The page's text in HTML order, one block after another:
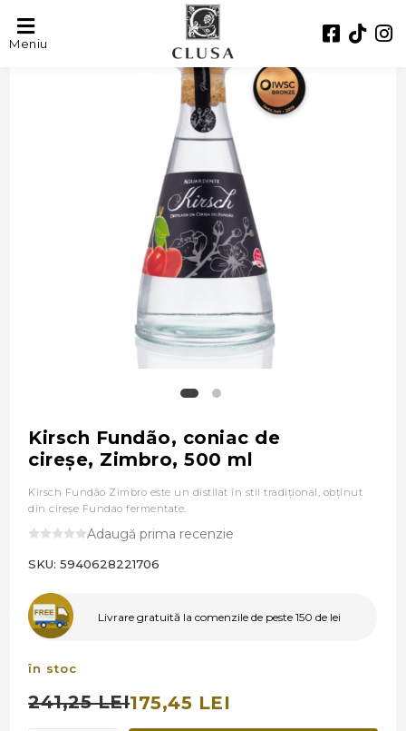
Meniu- 27%
Kirsch Fundão, coniac de
cireşe, Zimbro, 500 ml
Kirsch Fundão Zimbro este un distilat în stil tradiţional, obţinut
din cireşe Fundao fermentate.
Adaugă prima recenzie
SKU: 5940628221706
Livrare gratuită la comenzile de peste 150 de lei
în stoc
241,25 LEI175,45 LEI